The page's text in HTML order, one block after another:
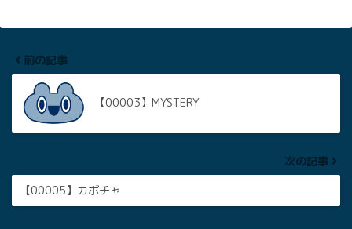
前の記事
【00003】MYSTERY
次の記事
【00005】カボチャ